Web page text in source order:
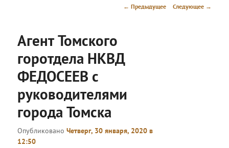
Навигация
← Предыдущее Следующее →
Агент Томского
горотдела НКВД
ФЕДОСЕЕВ с
руководителями
города Томска
ОпубликованоЧетверг, 30 января, 2020 в
12:50